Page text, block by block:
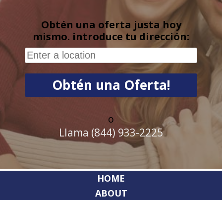
Obtén una oferta justa hoy
mismo. introduce tu dirección:
o
Llama (844) 933-2225
HOME
ABOUT